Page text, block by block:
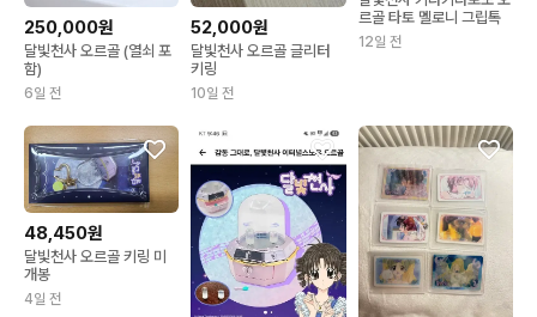
250,000원
달빛천사 오르골 (열쇠 포
함)
6일 전
52,000원
달빛천사 오르골 글리터
키링
10일 전
르골 타토 멜로니 그립톡
12일 전
48,450원
달빛천사 오르골 키링 미
개봉
4일 전